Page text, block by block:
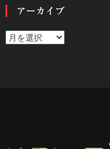
アーカイブ
ア